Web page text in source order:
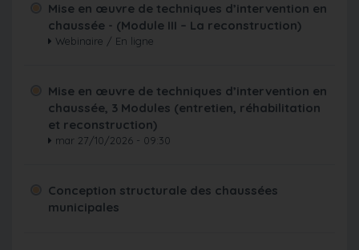
Mise en œuvre de techniques d’intervention en
chaussée - (Module III – La reconstruction)
Webinaire / En ligne
Mise en œuvre de techniques d’intervention en
chaussée, 3 Modules (entretien, réhabilitation
et reconstruction)
mar 27/10/2026 - 09:30
Conception structurale des chaussées
municipales